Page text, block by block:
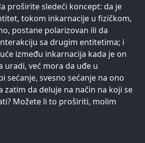
proširite sledeći koncept: da je
tokom inkarnacije u fizičkom,
postane polarizovan ili da
sa drugim entitetima; i
između inkarnacija kada je on
uradi, već mora da uđe u
sećanje, svesno sećanje na ono
zatim da deluje na način na koji se
Možete li to proširiti, molim